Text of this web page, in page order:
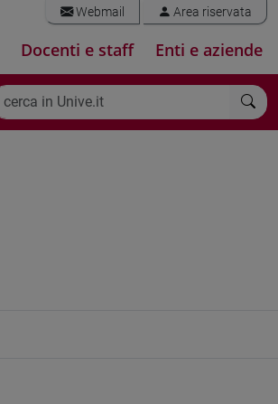
Webmail Area riservata
Docenti e staff Enti e aziende